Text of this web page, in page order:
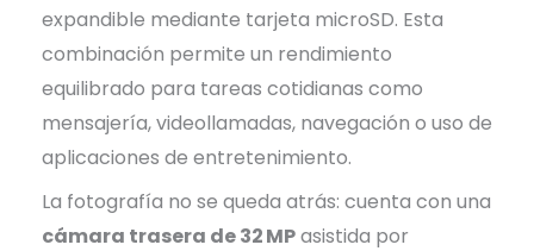
expandible mediante tarjeta microSD. Esta
combinación permite un rendimiento
equilibrado para tareas cotidianas como
mensajería, videollamadas, navegación o uso de
aplicaciones de entretenimiento.
La fotografía no se queda atrás: cuenta con una
cámara trasera de 32 MPasistida por